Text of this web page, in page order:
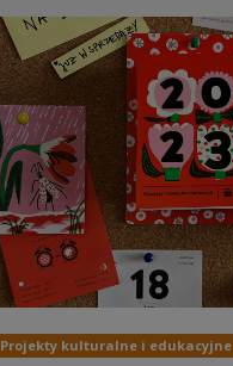
Projekty kulturalne i edukacyjne